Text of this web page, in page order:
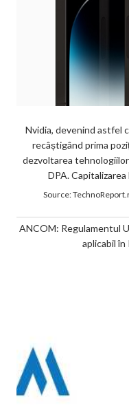
Nvidia, devenind astfel
recâștigând prima
dezvoltarea
DPA.
Source:
ANCOM: Regulamentul
aplicabil în